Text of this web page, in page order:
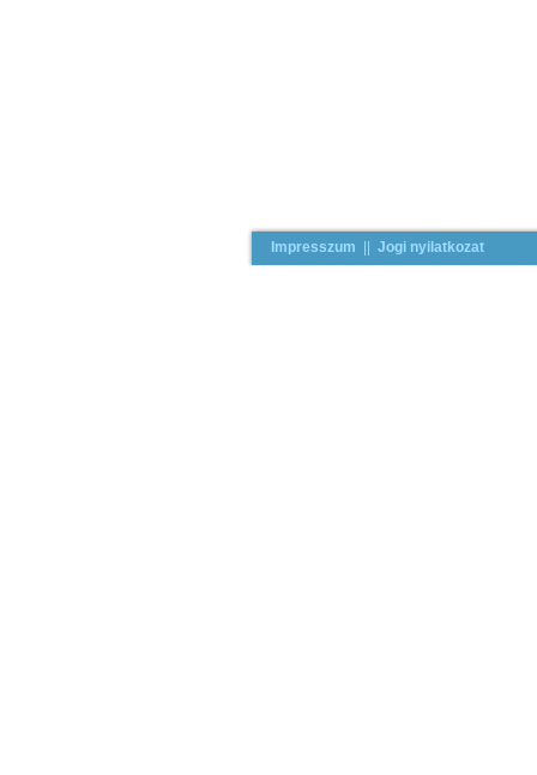
Impresszum || Jogi nyilatkozat